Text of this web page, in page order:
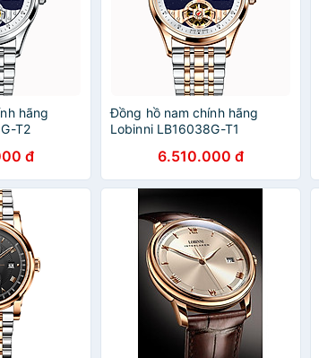
hãng
T2
đ
Đồng hồ nam chính hãng
Lobinni LB16038G-T1
6.510.000 đ